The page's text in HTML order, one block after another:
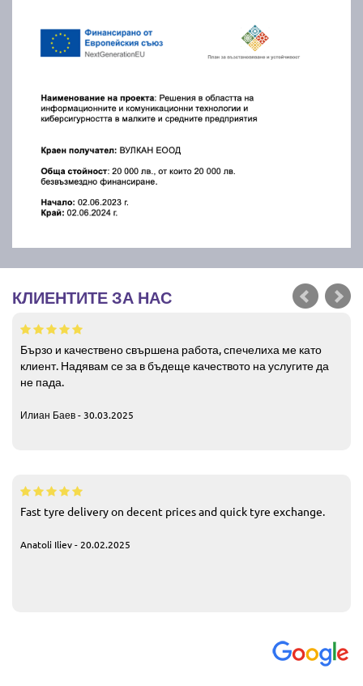
КЛИЕНТИТЕ ЗА НАС
Бързо и качествено свършена работа, спечелиха ме като
клиент. Надявам се за в бъдеще качеството на услугите да
не пада.
Илиан Баев - 30.03.2025
Fast tyre delivery on decent prices and quick tyre exchange.
Anatoli Iliev - 20.02.2025